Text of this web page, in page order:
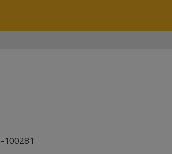
100281